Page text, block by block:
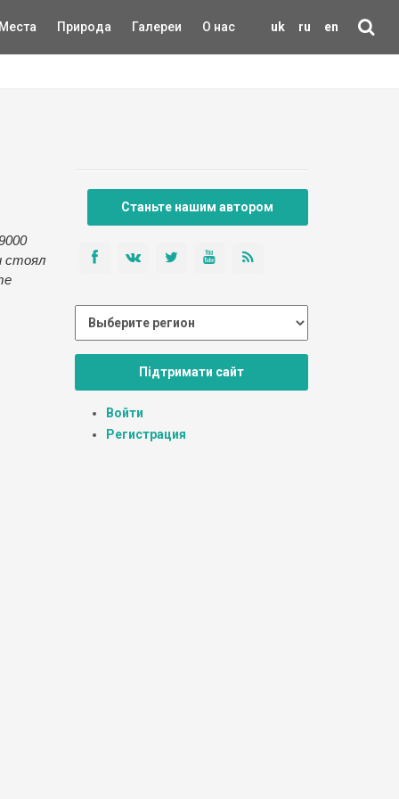
uk ru en
Места Природа Галереи О нас
стоял
Станьте нашим автором
Підтримати сайт
Войти
Регистрация